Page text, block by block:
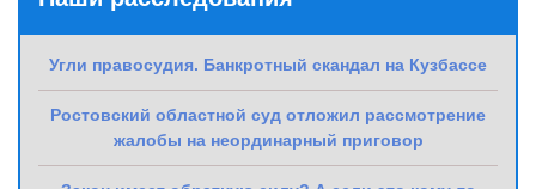
Угли правосудия. Банкротный скандал на Кузбассе
Ростовский областной суд отложил рассмотрение
жалобы на неординарный приговор